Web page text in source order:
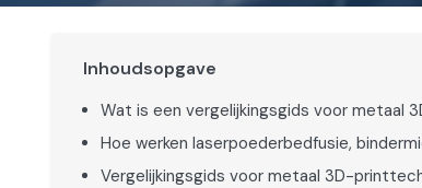
Inhoudsopgave
Wat is een vergelijkingsgids voor metaal
Hoe werken laserpoederbedfusie,
Vergelijkingsgids voor metaal 3D-